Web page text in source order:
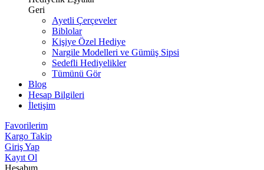
Geri
Ayetli Çerçeveler
Biblolar
Kişiye Özel Hediye
Nargile Modelleri ve Gümüş Sipsi
Sedefli Hediyelikler
Tümünü Gör
Blog
Hesap Bilgileri
İletişim
Favorilerim
Kargo Takip
Giriş Yap
Kayıt Ol
Hesabım